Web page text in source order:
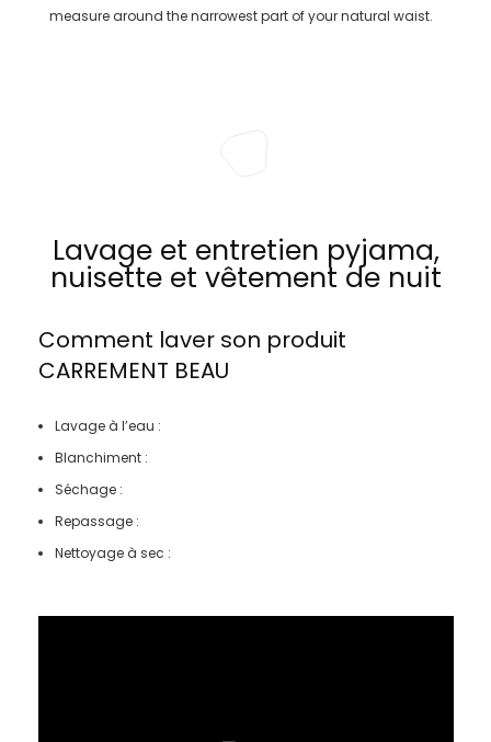
measure around the narrowest part of your natural waist.
Lavage et entretien pyjama,
nuisette et vêtement de nuit
Comment laver son produit
CARREMENT BEAU
Lavage à l’eau :
Blanchiment :
Séchage :
Repassage :
Nettoyage à sec :